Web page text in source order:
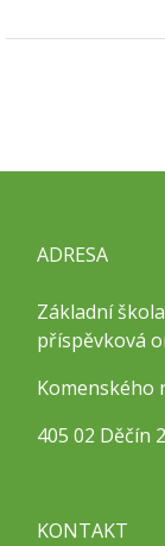
ADRESA
Základní
příspěvková
Komenského
405 02 Děčín 2
KONTAKT